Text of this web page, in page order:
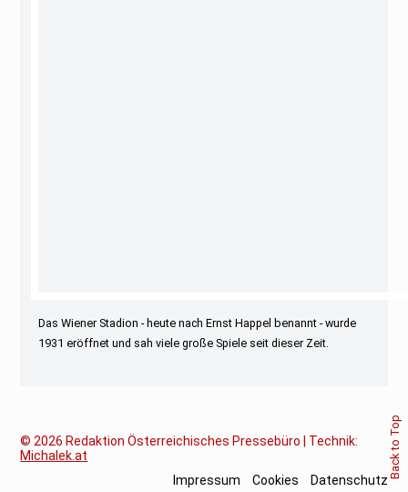
Das Wiener Stadion - heute nach Ernst Happel benannt - wurde
1931 eröffnet und sah viele große Spiele seit dieser Zeit.
© 2026 Redaktion Österreichisches Pressebüro | Technik:
Michalek.at
Impressum
Cookies Datenschutz
Back to Top